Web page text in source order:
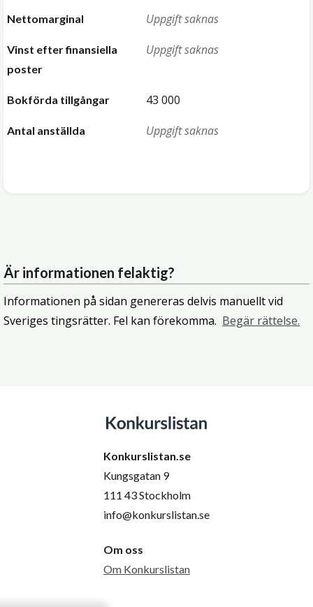
Nettomarginal Uppgift saknas
Vinst efter finansiella
poster
Uppgift saknas
Bokförda tillgångar 43 000
Antal anställda Uppgift saknas
Är informationen felaktig?
Informationen på sidan genereras delvis manuellt vid
Sveriges tingsrätter. Fel kan förekomma. Begär rättelse.
Konkurslistan.se
Kungsgatan 9
111 43 Stockholm
info@konkurslistan.se
Om oss
Om Konkurslistan